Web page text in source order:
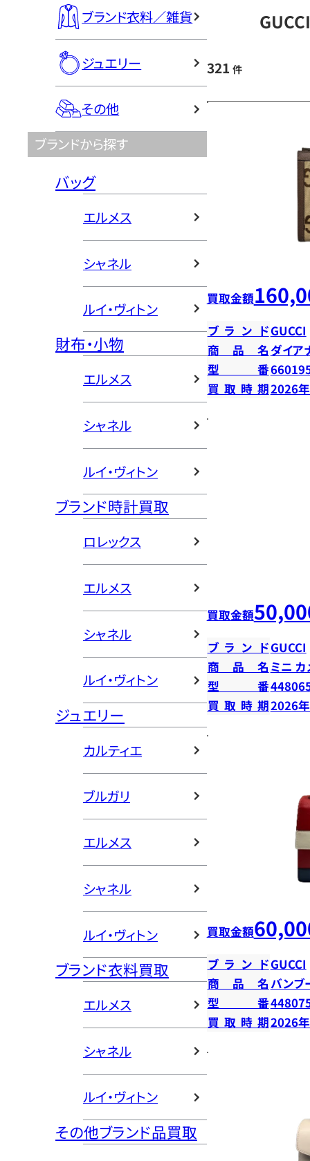
ブランド衣料／雑貨
ジュエリー
その他
ブランドから探す
バッグ
エルメス
シャネル
ルイ・ヴィトン
財布・小物
エルメス
シャネル
ルイ・ヴィトン
ブランド時計買取
ロレックス
エルメス
シャネル
ルイ・ヴィトン
ジュエリー
カルティエ
ブルガリ
エルメス
シャネル
ルイ・ヴィトン
ブランド衣料買取
エルメス
シャネル
ルイ・ヴィトン
その他ブランド品買取
321 件
買取金額
ブランドGUCCI
商品名ダイア
型番
買取時期2026
買取金額
ブランドGUCCI
商品名 ミニ カ
型番
買取時期2026
買取金額
ブランドGUCCI
商品名バンブ
型番
買取時期2026